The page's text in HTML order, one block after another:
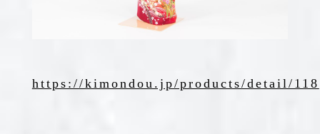
https://kimondou.jp/products/detail/118